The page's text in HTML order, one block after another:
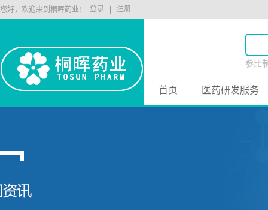
您好，欢迎来到桐晖药业! 注册
登录
参比
首页 医药研发服务